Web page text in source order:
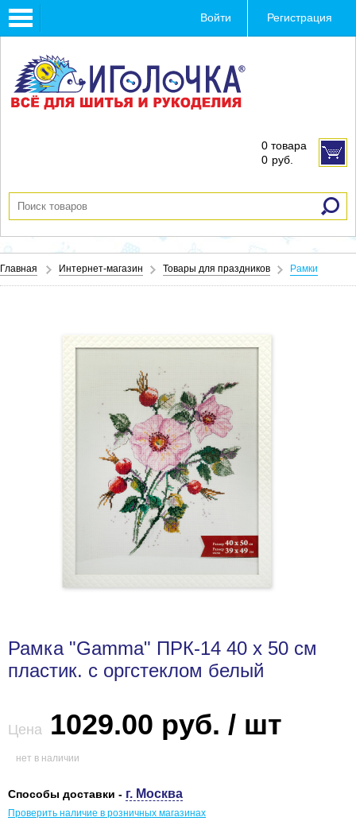
Toggle
navigation
Войти Регистрация
0 товара
0 руб.
Главная Интернет-магазин Товары для праздников Рамки
Рамка "Gamma" ПРК-14 40 х 50 см
пластик. с оргстеклом белый
Цена 1029.00 руб. / шт
нет в наличии
Способы доставки - г. Москва
Проверить наличие в розничных магазинах